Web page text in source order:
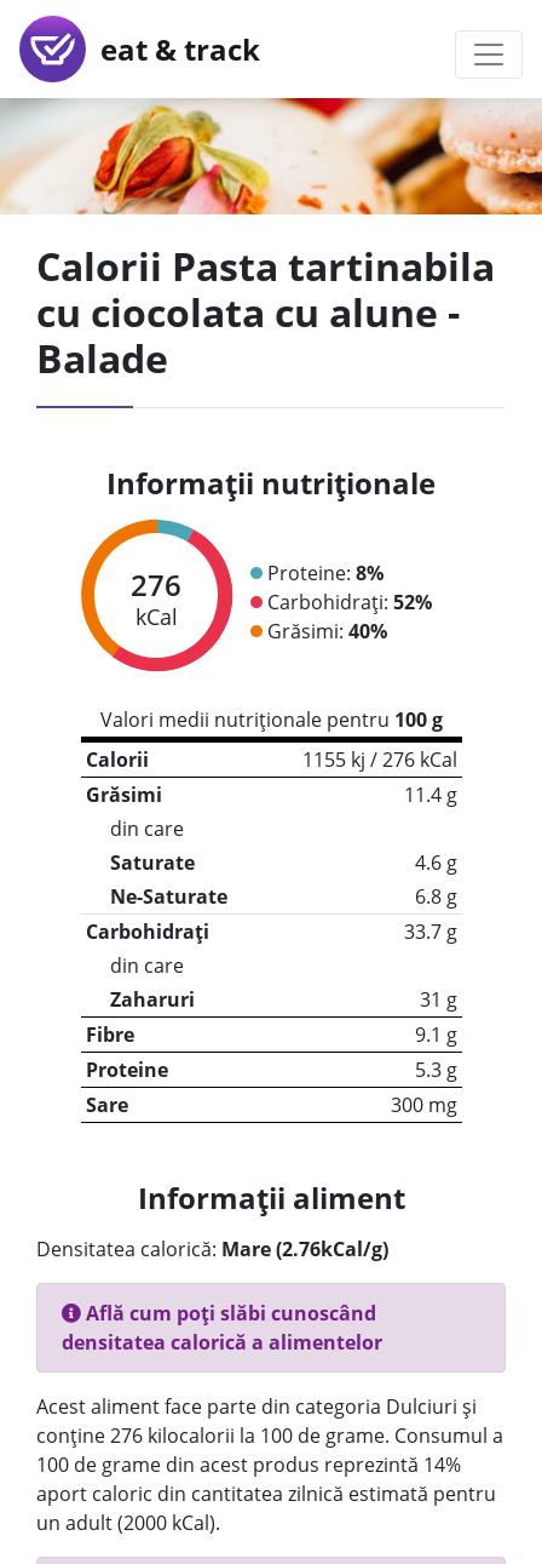
eat & track
Calorii Pasta tartinabila
cu ciocolata cu alune -
Balade
Informații nutriționale
276
kCal
Proteine: 8%
Carbohidrați: 52%
Grăsimi: 40%
Valori medii nutriționale pentru 100 g
Calorii
1155 kj / 276 kCal
Grăsimi
11.4 g
din care
Saturate
4.6 g
Ne-Saturate
6.8 g
Carbohidrați
33.7 g
din care
Zaharuri
31 g
Fibre
9.1 g
Proteine
5.3 g
Sare
300 mg
Informații aliment
Densitatea calorică: Mare (2.76kCal/g)
Află cum poți slăbi cunoscând
densitatea calorică a alimentelor
Acest aliment face parte din categoria Dulciuri și
conține 276 kilocalorii la 100 de grame. Consumul a
100 de grame din acest produs reprezintă 14%
aport caloric din cantitatea zilnică estimată pentru
un adult (2000 kCal).